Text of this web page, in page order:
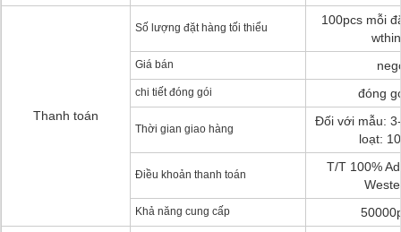
Thanh toán
Số lượng đặt hàng tối thiểu
100pcs mỗi
Giá bán
chi tiết đóng gói đóng
Thời gian giao hàng
Đối với mẫu:
loạt:
Điều khoản thanh toán
T/T 100%
Khả năng cung cấp